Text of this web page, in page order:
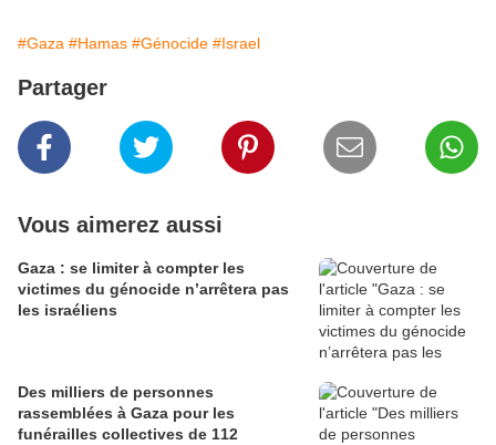
#Gaza #Hamas #Génocide #Israel
Partager
Vous aimerez aussi
Gaza : se limiter à compter les
victimes du génocide n’arrêtera pas
les israéliens
Des milliers de personnes
rassemblées à Gaza pour les
funérailles collectives de 112